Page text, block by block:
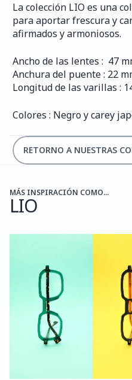
La colección LIO es una
para aportar frescura y
afirmados y armoniosos.
Ancho de las lentes :  47
Anchura del puente : 22
Longitud de las varillas :
Colores : Negro y carey
RETORNO A NUESTRAS
MÁS INSPIRACIÓN COMO...
LIO